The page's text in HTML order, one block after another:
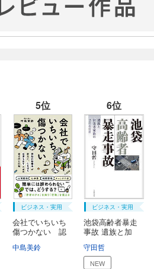
5位
ビジネス・実用
会社でいちいち
傷つかない 認
中島美鈴
6位
ビジネス・実用
池袋高齢者暴走
事故 遺族と加
守田哲
NEW